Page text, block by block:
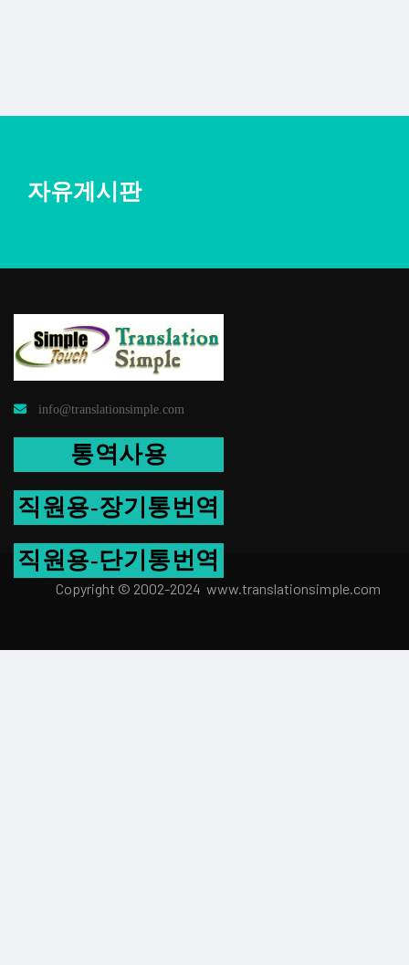
자유게시판
info@translationsimple.com
통역사용
직원용-장기통번역
직원용-단기통번역
Copyright © 2002-2024